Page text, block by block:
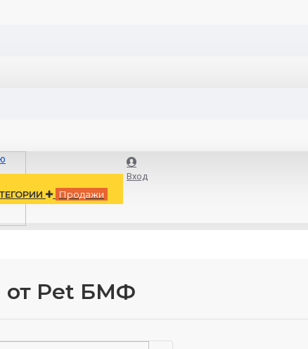
Продажи
Вход
от Pet БМФ